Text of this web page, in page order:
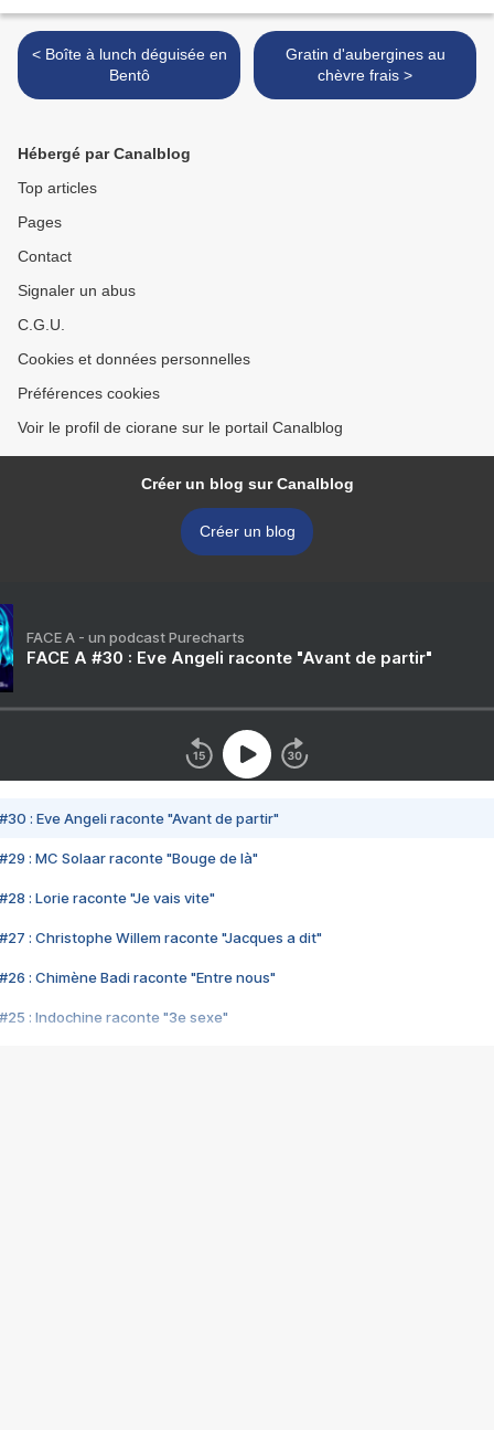
< Boîte à lunch déguisée en
Bentô
Gratin d'aubergines au
chèvre frais >
Hébergé par Canalblog
Top articles
Pages
Contact
Signaler un abus
C.G.U.
Cookies et données personnelles
Préférences cookies
Voir le profil de ciorane sur le portail Canalblog
Créer un blog sur Canalblog
Créer un blog
FACE A - un podcast Purecharts
FACE A #30 : Eve Angeli raconte "Avant de partir"
#30 : Eve Angeli raconte "Avant de partir"
#29 : MC Solaar raconte "Bouge de là"
#28 : Lorie raconte "Je vais vite"
#27 : Christophe Willem raconte "Jacques a dit"
#26 : Chimène Badi raconte "Entre nous"
#25 : Indochine raconte "3e sexe"